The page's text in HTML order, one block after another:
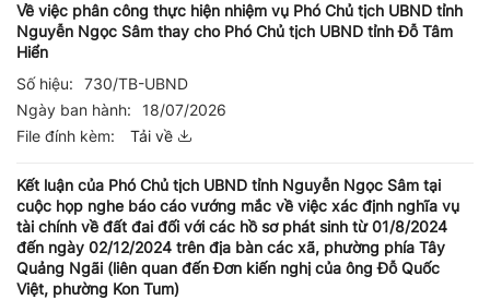
Về việc phân công thực hiện nhiệm vụ Phó Chủ tịch UBND tỉnh
Nguyễn Ngọc Sâm thay cho Phó Chủ tịch UBND tỉnh Đỗ Tâm
Hiển
Số hiệu:
730/TB-UBND
Ngày ban hành:
18/07/2026
File đính kèm:
Tải về
Kết luận của Phó Chủ tịch UBND tỉnh Nguyễn Ngọc Sâm tại
cuộc họp nghe báo cáo vướng mắc về việc xác định nghĩa vụ
tài chính về đất đai đối với các hồ sơ phát sinh từ 01/8/2024
đến ngày 02/12/2024 trên địa bàn các xã, phường phía Tây
Quảng Ngãi (liên quan đến Đơn kiến nghị của ông Đỗ Quốc
Việt, phường Kon Tum)